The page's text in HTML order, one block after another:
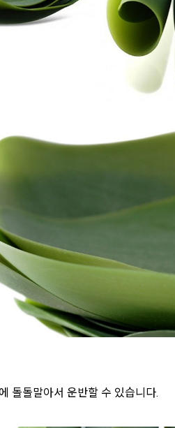
돌돌말아서 운반할 수 있습니다.